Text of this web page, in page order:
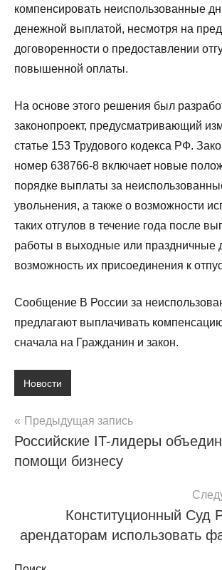
компенсировать неиспользованные
денежной выплатой, несмотря на
договоренности о предоставлении
повышенной оплаты.
На основе этого решения был
законопроект, предусматривающий
статье 153 Трудового кодекса РФ.
номер 638766-8 включает новые
порядке выплаты за
увольнения, а также о возможности
таких отгулов в течение года после
работы в выходные или праздничные
возможность их присоединения к
Сообщение В России за
предлагают выплачивать
сначала на Гражданин и закон.
Новости
Навигация
по
записям
Предыдущая запись
Российские IT-лидеры
помощи бизнесу
Конституционный Суд
арендаторам использовать